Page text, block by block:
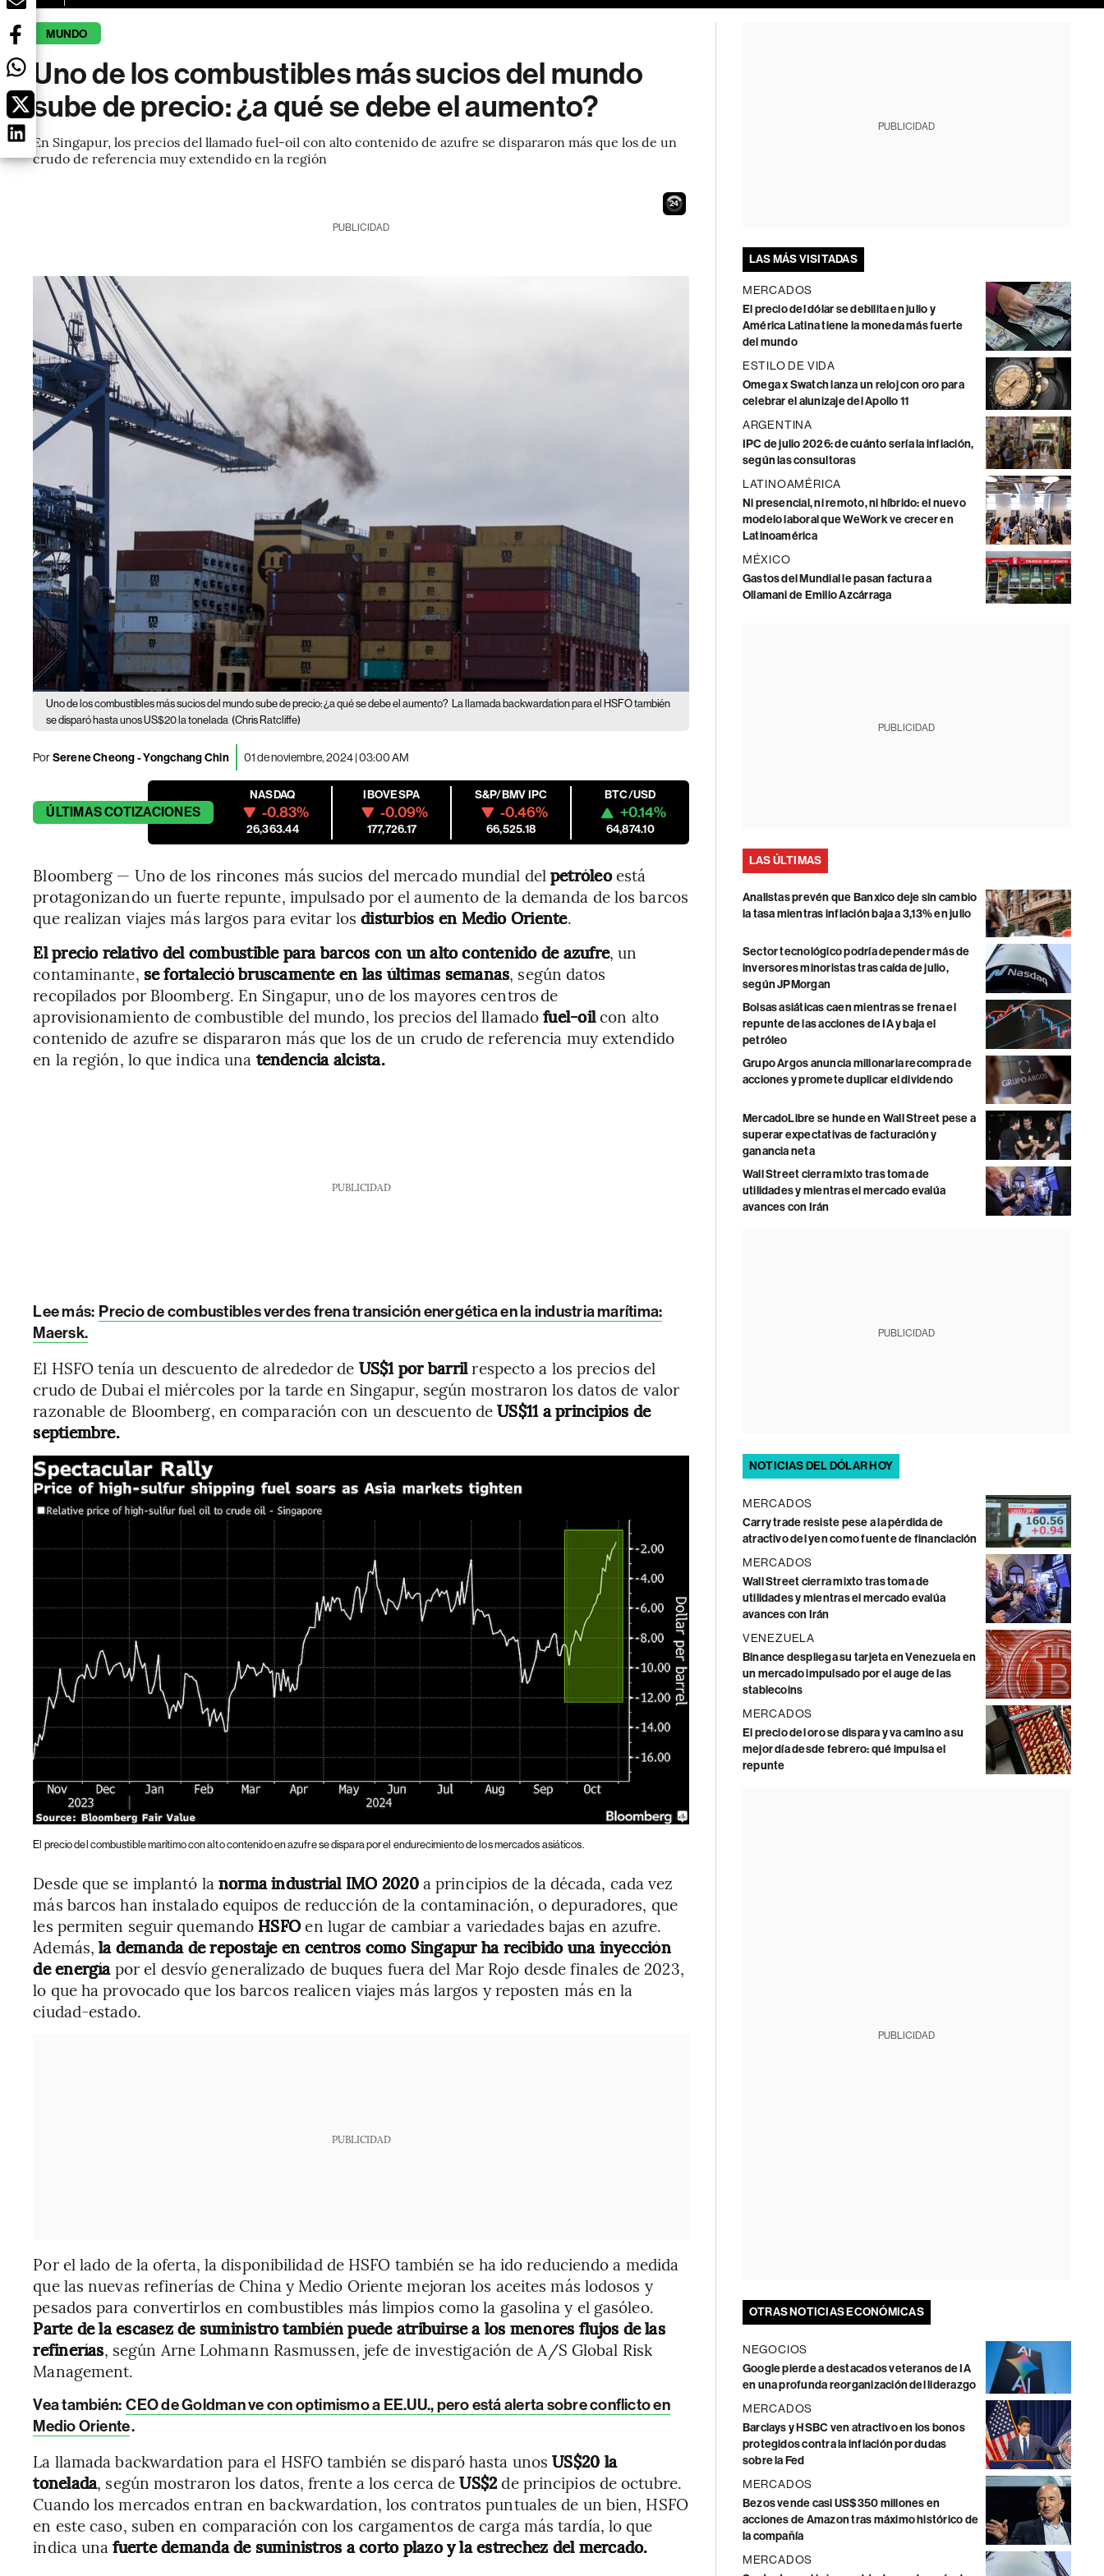
MUNDO
Uno de los combustibles más sucios del mundo
sube de precio: ¿a qué se debe el aumento?
En Singapur, los precios del llamado fuel-oil con alto contenido de azufre se dispararon más que los de un
crudo de referencia muy extendido en la región
23
PUBLICIDAD
Uno de los combustibles más sucios del mundo sube de precio: ¿a qué se debe el aumento? La llamada backwardation para el HSFO también
se disparó hasta unos US$20 la tonelada (Chris Ratcliffe)
PorSerene Cheong - Yongchang Chin 01 de noviembre, 2024 | 03:00 AM
ÚLTIMASCOTIZACIONES
NASDAQ
-0.83%
26,363.44
IBOVESPA
-0.09%
177,726.17
S&P/BMV IPC
-0.46%
66,525.18
BTC/USD
+0.14%
64,874.10
Bloomberg — Uno de los rincones más sucios del mercado mundial delpetróleoestá
protagonizando un fuerte repunte, impulsado por el aumento de la demanda de los barcos
que realizan viajes más largos para evitar los disturbios en Medio Oriente.
El precio relativo del combustible para barcos con un alto contenido de azufre, un
contaminante, se fortaleció bruscamente en las últimas semanas, según datos
recopilados por Bloomberg. En Singapur, uno de los mayores centros de
aprovisionamiento de combustible del mundo, los precios del llamadofuel-oilcon alto
contenido de azufre se dispararon más que los de un crudo de referencia muy extendido
en la región, lo que indica una tendencia alcista.
PUBLICIDAD
Lee más: Precio de combustibles verdes frena transición energética en la industria marítima:
Maersk.
El HSFO tenía un descuento de alrededor de US$1 por barrilrespecto a los precios del
crudo de Dubai el miércoles por la tarde en Singapur, según mostraron los datos de valor
razonable de Bloomberg, en comparación con un descuento deUS$11 a principios de
septiembre.
El precio del combustible marítimo con alto contenido en azufre se dispara por el endurecimiento de los mercados asiáticos.
Desde que se implantó la norma industrial IMO 2020a principios de la década, cada vez
más barcos han instalado equipos de reducción de la contaminación, o depuradores, que
les permiten seguir quemando HSFOen lugar de cambiar a variedades bajas en azufre.
Además,la demanda de repostaje en centros como Singapur ha recibido una inyección
de energíapor el desvío generalizado de buques fuera del Mar Rojo desde finales de 2023,
lo que ha provocado que los barcos realicen viajes más largos y reposten más en la
ciudad-estado.
PUBLICIDAD
Por el lado de la oferta, la disponibilidad de HSFO también se ha ido reduciendo a medida
que las nuevas refinerías de China y Medio Oriente mejoran los aceites más lodosos y
pesados para convertirlos en combustibles más limpios como la gasolina y el gasóleo.
Parte de la escasez de suministro también puede atribuirse a los menores flujos de las
refinerías, según Arne Lohmann Rasmussen, jefe de investigación de A/S Global Risk
Management.
Vea también: CEO de Goldman ve con optimismo a EE.UU., pero está alerta sobre conflicto en
Medio Oriente.
La llamada backwardation para el HSFO también se disparó hasta unosUS$20 la
tonelada, según mostraron los datos, frente a los cerca deUS$2de principios de octubre.
Cuando los mercados entran en backwardation, los contratos puntuales de un bien, HSFO
en este caso, suben en comparación con los cargamentos de carga más tardía, lo que
indica unafuerte demanda de suministros a corto plazo y la estrechez del mercado.
PUBLICIDAD
LAS MÁS VISITADAS
MERCADOS
El precio del dólar se debilita en julio y
América Latina tiene la moneda más fuerte
del mundo
ESTILO DE VIDA
Omega x Swatch lanza un reloj con oro para
celebrar el alunizaje del Apollo 11
ARGENTINA
IPC de julio 2026: de cuánto sería la inflación,
según las consultoras
LATINOAMÉRICA
Ni presencial, ni remoto, ni híbrido: el nuevo
modelo laboral que WeWork ve crecer en
Latinoamérica
MÉXICO
Gastos del Mundial le pasan factura a
Ollamani de Emilio Azcárraga
PUBLICIDAD
LAS ÚLTIMAS
Analistas prevén que Banxico deje sin cambio
la tasa mientras inflación baja a 3,13% en julio
Sector tecnológico podría depender más de
inversores minoristas tras caída de julio,
según JPMorgan
Bolsas asiáticas caen mientras se frena el
repunte de las acciones de IA y baja el
petróleo
Grupo Argos anuncia millonaria recompra de
acciones y promete duplicar el dividendo
MercadoLibre se hunde en Wall Street pese a
superar expectativas de facturación y
ganancia neta
Wall Street cierra mixto tras toma de
utilidades y mientras el mercado evalúa
avances con Irán
PUBLICIDAD
NOTICIAS DEL DÓLAR HOY
MERCADOS
Carry trade resiste pese a la pérdida de
atractivo del yen como fuente de financiación
MERCADOS
Wall Street cierra mixto tras toma de
utilidades y mientras el mercado evalúa
avances con Irán
VENEZUELA
Binance despliega su tarjeta en Venezuela en
un mercado impulsado por el auge de las
stablecoins
MERCADOS
El precio del oro se dispara y va camino a su
mejor día desde febrero: qué impulsa el
repunte
PUBLICIDAD
OTRAS NOTICIAS ECONÓMICAS
NEGOCIOS
Google pierde a destacados veteranos de IA
en una profunda reorganización del liderazgo
MERCADOS
Barclays y HSBC ven atractivo en los bonos
protegidos contra la inflación por dudas
sobre la Fed
MERCADOS
Bezos vende casi US$350 millones en
acciones de Amazon tras máximo histórico de
la compañía
MERCADOS